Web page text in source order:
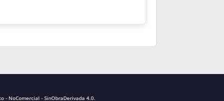
- NoComercial - SinObraDerivada 4.0.